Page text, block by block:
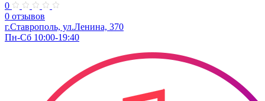
0
0 отзывов
г.Ставрополь, ул.Ленина, 370
Пн-Сб 10:00-19:40